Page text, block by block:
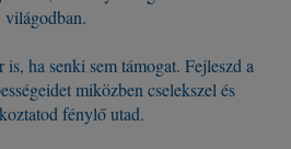
világodban.
ha senki sem támogat. Fejleszd a
miközben cselekszel és
fénylő utad.